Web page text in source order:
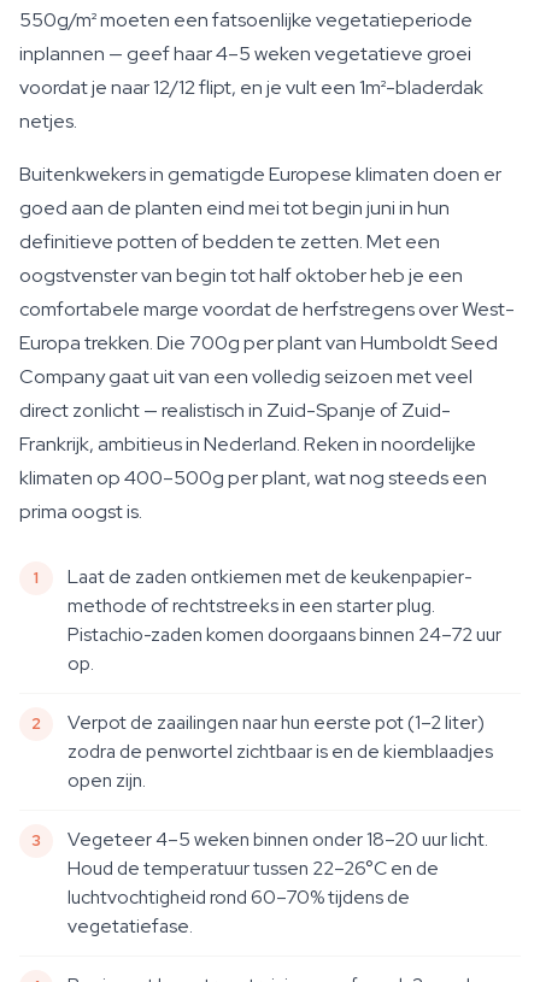
550g/m² moeten een fatsoenlijke vegetatieperiode
inplannen — geef haar 4–5 weken vegetatieve groei
voordat je naar 12/12 flipt, en je vult een 1m²-bladerdak
netjes.
Buitenkwekers in gematigde Europese klimaten doen er
goed aan de planten eind mei tot begin juni in hun
definitieve potten of bedden te zetten. Met een
oogstvenster van begin tot half oktober heb je een
comfortabele marge voordat de herfstregens over West-
Europa trekken. Die 700g per plant van Humboldt Seed
Company gaat uit van een volledig seizoen met veel
direct zonlicht — realistisch in Zuid-Spanje of Zuid-
Frankrijk, ambitieus in Nederland. Reken in noordelijke
klimaten op 400–500g per plant, wat nog steeds een
prima oogst is.
Laat de zaden ontkiemen met de keukenpapier-
methode of rechtstreeks in een starter plug.
Pistachio-zaden komen doorgaans binnen 24–72 uur
op.
Verpot de zaailingen naar hun eerste pot (1–2 liter)
zodra de penwortel zichtbaar is en de kiemblaadjes
open zijn.
Vegeteer 4–5 weken binnen onder 18–20 uur licht.
Houd de temperatuur tussen 22–26°C en de
luchtvochtigheid rond 60–70% tijdens de
vegetatiefase.